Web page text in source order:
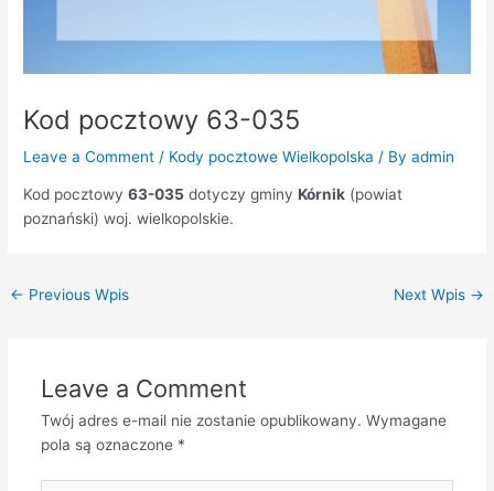
Kod pocztowy 63-035
Leave a Comment / Kody pocztowe Wielkopolska / Byadmin
Kod pocztowy63-035 dotyczy gminyKórnik (powiat
poznański) woj. wielkopolskie.
← Previous Wpis Next Wpis →
Leave a Comment
Twój adres e-mail nie zostanie opublikowany. Wymagane
pola są oznaczone *